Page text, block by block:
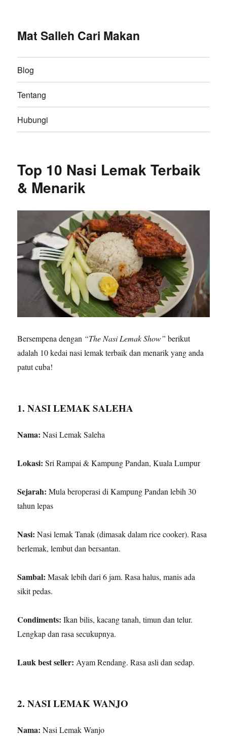
Mat Salleh Cari Makan
Blog
Tentang
Hubungi
Top 10 Nasi Lemak Terbaik
& Menarik
Bersempena dengan “The Nasi Lemak Show” berikut
adalah 10 kedai nasi lemak terbaik dan menarik yang anda
patut cuba!
1. NASI LEMAK SALEHA
Nama: Nasi Lemak Saleha
Lokasi: Sri Rampai & Kampung Pandan, Kuala Lumpur
Sejarah: Mula beroperasi di Kampung Pandan lebih 30
tahun lepas
Nasi: Nasi lemak Tanak (dimasak dalam rice cooker). Rasa
berlemak, lembut dan bersantan.
Sambal: Masak lebih dari 6 jam. Rasa halus, manis ada
sikit pedas.
Condiments: Ikan bilis, kacang tanah, timun dan telur.
Lengkap dan rasa secukupnya.
Lauk best seller: Ayam Rendang. Rasa asli dan sedap.
2. NASI LEMAK WANJO
Nama: Nasi Lemak Wanjo